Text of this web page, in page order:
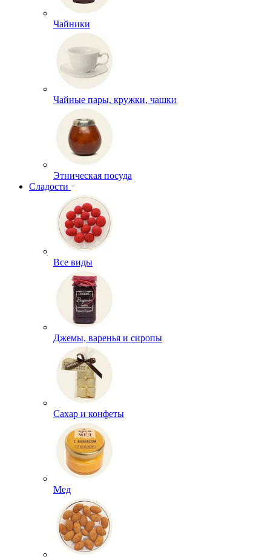
Чайники
Чайные пары, кружки, чашки
Этническая посуда
Сладости
Все виды
Джемы, варенья и сиропы
Сахар и конфеты
Мед